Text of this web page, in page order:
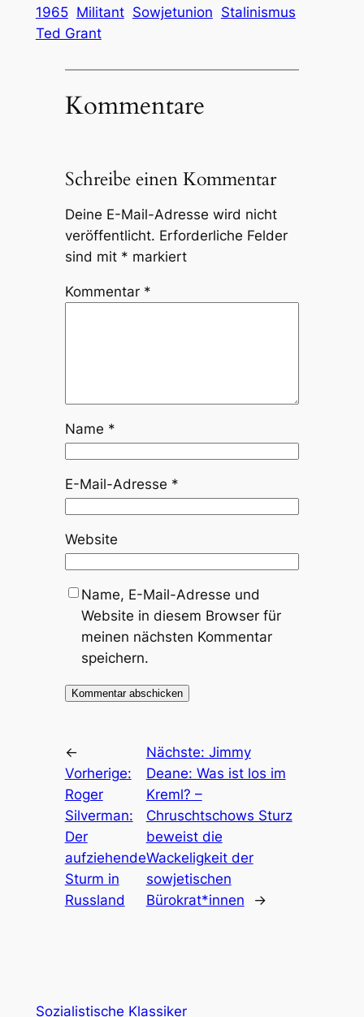
1965 Militant Sowjetunion Stalinismus
Ted Grant
Kommentare
Schreibe einen Kommentar
Deine E-Mail-Adresse wird nicht
veröffentlicht. Erforderliche Felder
sind mit * markiert
Kommentar *
Name *
E-Mail-Adresse *
Website
Name, E-Mail-Adresse und
Website in diesem Browser für
meinen nächsten Kommentar
speichern.
←
Vorherige:
Roger
Silverman:
Der
aufziehende
Sturm in
Russland
Nächste: Jimmy
Deane: Was ist los im
Kreml? –
Chruschtschows Sturz
beweist die
Wackeligkeit der
sowjetischen
Bürokrat*innen
→
Sozialistische Klassiker